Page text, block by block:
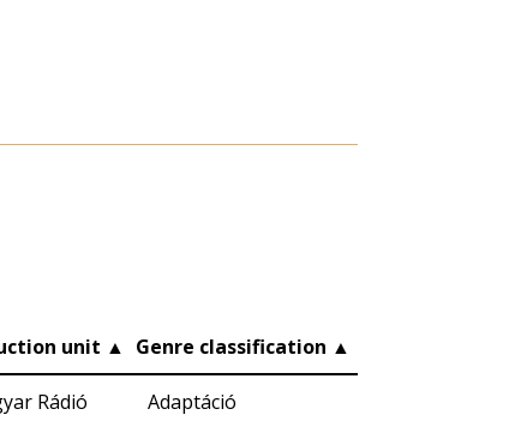
unit ▲ Genre classification ▲
Rádió Adaptáció